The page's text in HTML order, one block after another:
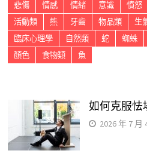
悲傷
情感 情緒 意識 憤怒
活動類
熊 牙齒 物品類 生
臨床心理學
自然類 蛇 蜘蛛
顏色
食物類 魚
如何克服怯
2026 年 7 月